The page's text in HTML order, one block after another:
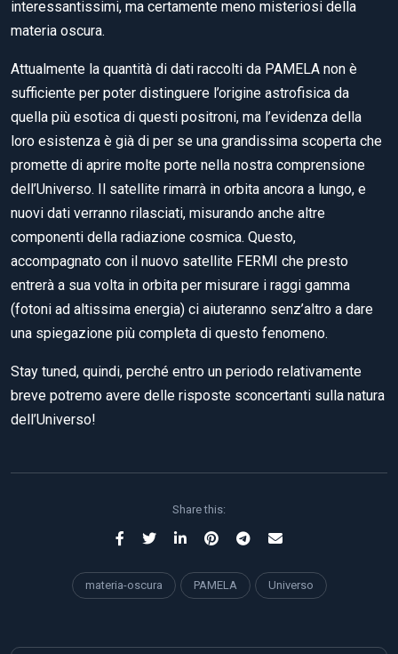
interessantissimi, ma certamente meno misteriosi della
materia oscura.
Attualmente la quantità di dati raccolti da PAMELA non è
sufficiente per poter distinguere l’origine astrofisica da
quella più esotica di questi positroni, ma l’evidenza della
loro esistenza è già di per se una grandissima scoperta che
promette di aprire molte porte nella nostra comprensione
dell’Universo. Il satellite rimarrà in orbita ancora a lungo, e
nuovi dati verranno rilasciati, misurando anche altre
componenti della radiazione cosmica. Questo,
accompagnato con il nuovo satellite FERMI che presto
entrerà a sua volta in orbita per misurare i raggi gamma
(fotoni ad altissima energia) ci aiuteranno senz’altro a dare
una spiegazione più completa di questo fenomeno.
Stay tuned, quindi, perché entro un periodo relativamente
breve potremo avere delle risposte sconcertanti sulla natura
dell’Universo!
Share this:
materia-oscura PAMELA Universo